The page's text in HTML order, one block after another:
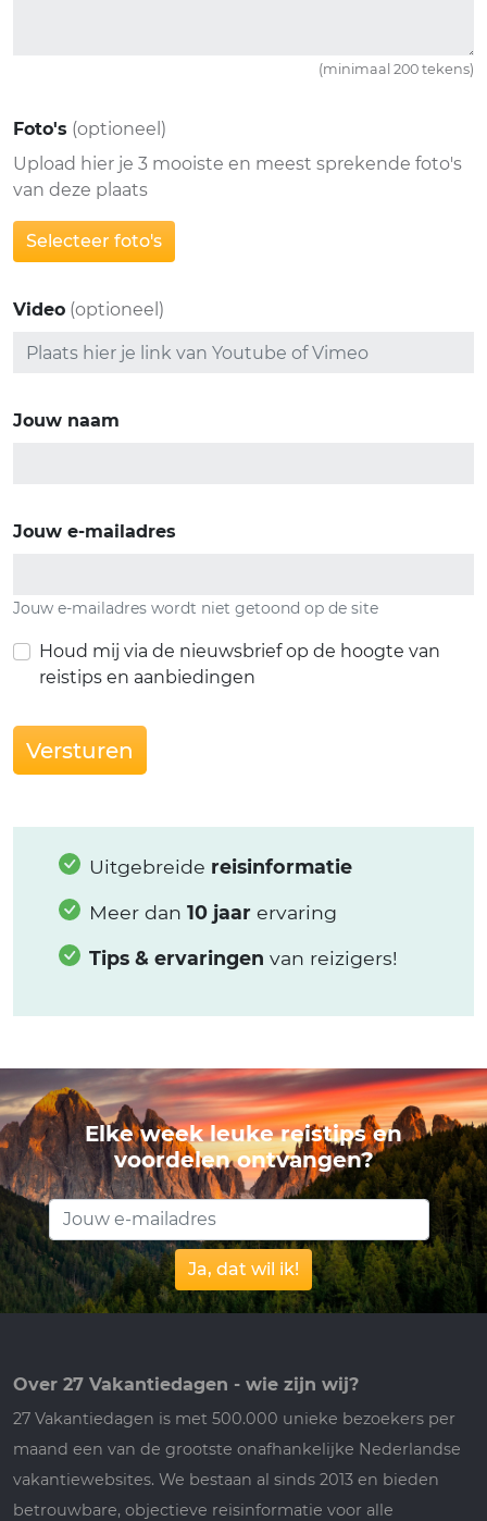
(minimaal 200 tekens)
Foto's (optioneel)
Upload hier je 3 mooiste en meest sprekende foto's
van deze plaats
Selecteer foto's
Video (optioneel)
Jouw naam
Jouw e-mailadres
Jouw e-mailadres wordt niet getoond op de site
Houd mij via de nieuwsbrief op de hoogte van
reistips en aanbiedingen
Versturen
Uitgebreide reisinformatie
Meer dan 10 jaar ervaring
Tips & ervaringen van reizigers!
Elke week leuke reistips en
voordelen ontvangen?
Ja, dat wil ik!
Over 27 Vakantiedagen - wie zijn wij?
27 Vakantiedagen is met 500.000 unieke bezoekers per
maand een van de grootste onafhankelijke Nederlandse
vakantiewebsites. We bestaan al sinds 2013 en bieden
betrouwbare, objectieve reisinformatie voor alle